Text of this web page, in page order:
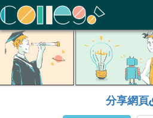
ColleGo! 大學選才與高中育才輔助系統
分享網頁